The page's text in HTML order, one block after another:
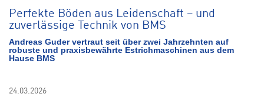
Perfekte Böden aus Leidenschaft – und
zuverlässige Technik von BMS
Andreas Guder vertraut seit über zwei Jahrzehnten auf
robuste und praxisbewährte Estrichmaschinen aus dem
Hause BMS
24.03.2026